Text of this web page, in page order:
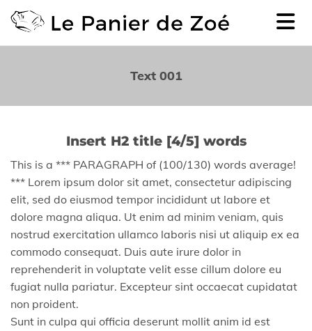
Accéder au contenu
Text 001
Insert H2 title [4/5] words
This is a *** PARAGRAPH of (100/130) words average!
*** Lorem ipsum dolor sit amet, consectetur adipiscing
elit, sed do eiusmod tempor incididunt ut labore et
dolore magna aliqua. Ut enim ad minim veniam, quis
nostrud exercitation ullamco laboris nisi ut aliquip ex ea
commodo consequat. Duis aute irure dolor in
reprehenderit in voluptate velit esse cillum dolore eu
fugiat nulla pariatur. Excepteur sint occaecat cupidatat
non proident.
Sunt in culpa qui officia deserunt mollit anim id est